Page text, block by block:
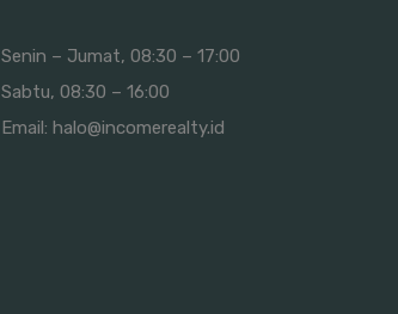
Senin – Jumat, 08:30 – 17:00
Sabtu, 08:30 – 16:00
Email: halo@incomerealty.id